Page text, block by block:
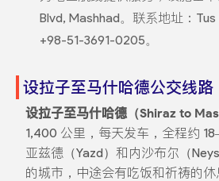
Blvd, Mashhad。联系地址：Tus
+98-51-3691-0205。
设拉子至马什哈德公交线路
设拉子至马什哈德（Shiraz to
1,400 公里，每天发车，全程约
亚兹德（Yazd）和内沙布尔（
的城市，中途会有吃饭和祈祷的